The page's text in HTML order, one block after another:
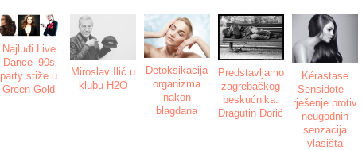
Najluđi Live
Dance ’90s
party stiže u
Green Gold
Miroslav Ilić u
klubu H2O
Detoksikacija
organizma
nakon
blagdana
Predstavljamo
zagrebačkog
beskućnika:
Dragutin Dorić
Kérastase
Sensidote –
rješenje protiv
neugodnih
senzacija
vlasišta